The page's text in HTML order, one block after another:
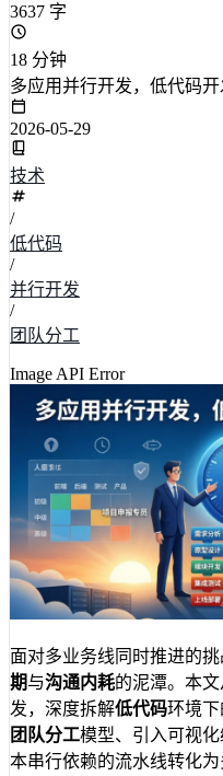
3637 字
18 分钟
多应用并行开发，低代码
2026-05-29
技术
/
低代码
/
并行开发
/
团队分工
Image API Error
面对多业务线同时推进的
期与沟通内耗的泥潭。本
发，深度拆解低代码环境下
团队分工模型、引入可视
本串行依赖的流水线转化